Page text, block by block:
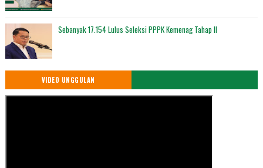
Sebanyak 17.154 Lulus Seleksi PPPK Kemenag Tahap II
VIDEO UNGGULAN